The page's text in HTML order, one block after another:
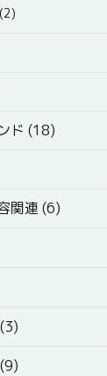
ド (18)
関連 (6)